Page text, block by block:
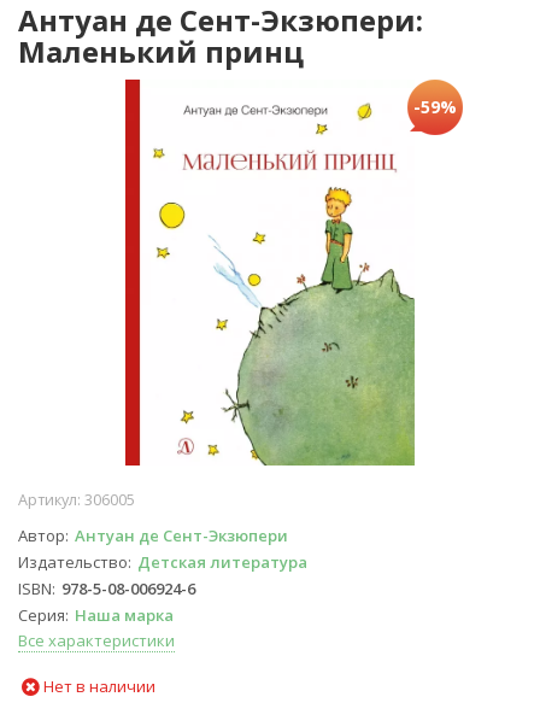
Антуан де Сент-Экзюпери:
Маленький принц
-59%
Артикул: 306005
Автор Антуан де Сент-Экзюпери
Издательство Детская литература
ISBN 978-5-08-006924-6
Серия Наша марка
Все характеристики
Нет в наличии